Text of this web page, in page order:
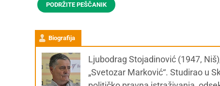
PODRŽITE PEŠČANIK
Biografija
Ljubodrag Stojadinović (1947,
„Svetozar Marković“. Studirao u